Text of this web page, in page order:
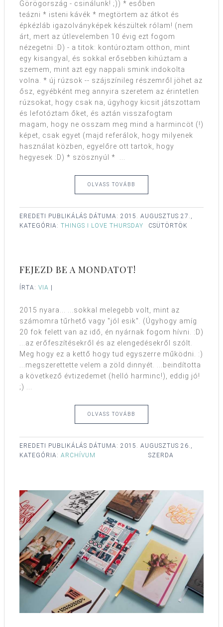
Görögország - csinálunk! ;)) * esőben
teázni * isteni kávék * megtörtem az átkot és
épkézláb igazolványképek készültek rólam! (nem
árt, mert az útlevelemben 10 évig ezt fogom
nézegetni :D) - a titok: kontúroztam otthon, mint
egy kisangyal, és sokkal erősebben kihúztam a
szemem, mint azt egy nappali smink indokolta
volna. * új rúzsok -- szájszínileg részemről jöhet az
ősz, egyébként meg annyira szeretem az érintetlen
rúzsokat, hogy csak na, úgyhogy kicsit játszottam
és lefotóztam őket, és aztán visszafogtam
magam, hogy ne osszam meg mind a harmincöt (!)
képet, csak egyet (majd referálok, hogy milyenek
használat közben, egyelőre ott tartok, hogy
hegyesek :D) * szösznyúl * ...
OLVASS TOVÁBB
EREDETI PUBLIKÁLÁS DÁTUMA: 2015. AUGUSZTUS 27.,
CSÜTÖRTÖK
KATEGÓRIA: THINGS I LOVE THURSDAY
FEJEZD BE A MONDATOT!
ÍRTA: VIA |
2015 nyara... ...sokkal melegebb volt, mint az
számomra tűrhető vagy "jól esik". (Úgyhogy amíg
20 fok felett van az idő, én nyárnak fogom hívni. :D)
...az erőfeszítésekről és az elengedésekről szólt.
Meg hogy ez a kettő hogy tud egyszerre működni. :)
...megszerettette velem a zöld dinnyét. ...beindította
a következő évtizedemet (helló harminc!), eddig jó!
;) ...
OLVASS TOVÁBB
EREDETI PUBLIKÁLÁS DÁTUMA: 2015. AUGUSZTUS 26.,
SZERDA
KATEGÓRIA: ARCHÍVUM